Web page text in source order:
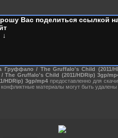
Вас поделиться ссылкой
↓
Груффало / The Gruffalo's Child (2011/
The Gruffalo's Child (2011/HDRip) 3gp/
HDRip) 3gp/mp4предоставленно для
материалы могут быть удалены